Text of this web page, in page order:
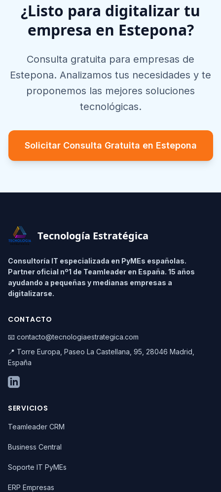
¿Listo para digitalizar tu
empresa en Estepona?
Consulta gratuita para empresas de
Estepona. Analizamos tus necesidades y te
proponemos las mejores soluciones
tecnológicas.
Solicitar Consulta Gratuita en Estepona
Tecnología Estratégica
Consultoría IT especializada en PyMEs españolas.
Partner oficial nº1 de Teamleader en España. 15 años
ayudando a pequeñas y medianas empresas a
digitalizarse.
CONTACTO
📧 contacto@tecnologiaestrategica.com
📍 Torre Europa, Paseo La Castellana, 95, 28046 Madrid,
España
SERVICIOS
Teamleader CRM
Business Central
Soporte IT PyMEs
ERP Empresas